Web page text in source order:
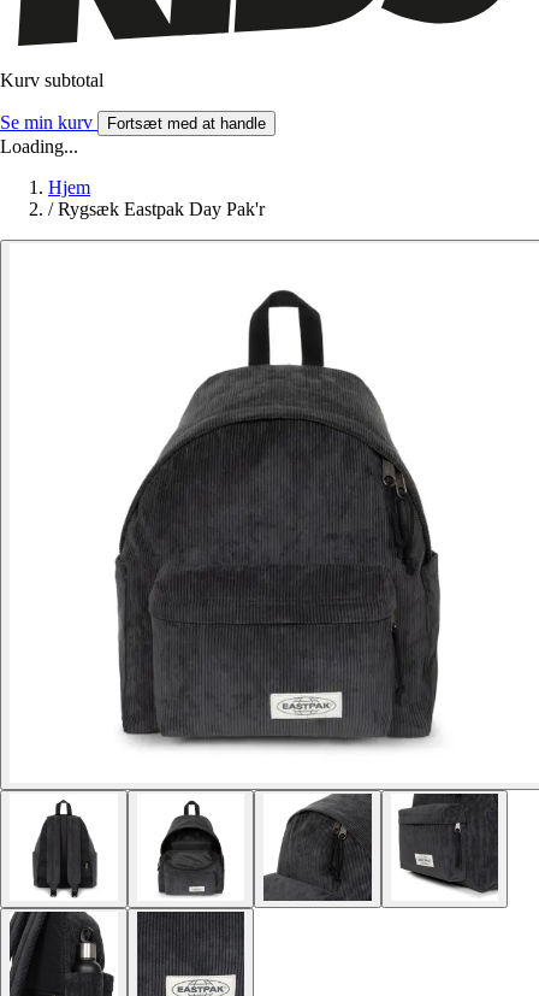
Kurv subtotal
Se min kurv Fortsæt med at handle
Loading...
Hjem
/ Rygsæk Eastpak Day Pak'r